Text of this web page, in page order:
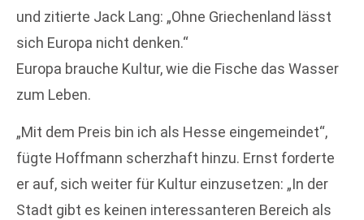
und zitierte Jack Lang: „Ohne Griechenland lässt
sich Europa nicht denken.“
Europa brauche Kultur, wie die Fische das Wasser
zum Leben.
„Mit dem Preis bin ich als Hesse eingemeindet“,
fügte Hoffmann scherzhaft hinzu. Ernst forderte
er auf, sich weiter für Kultur einzusetzen: „In der
Stadt gibt es keinen interessanteren Bereich als